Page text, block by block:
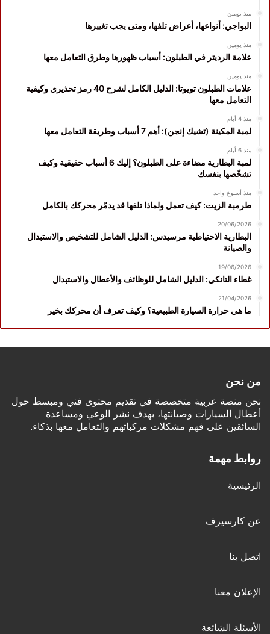
منذ يومين
البواجي: أنواعها، أعراض تلفها، ومتى يجب تغييرها
منذ يومين
علامة الرديتر في الطبلون: أسباب ظهورها وطرق التعامل معها
منذ يومين
علامات الطبلون تويوتا: الدليل الكامل لشرح 40 رمز تحذيري وكيفية
التعامل معها
منذ 4 أيام
لمبة المكينة (تشيك إنجن): أهم 7 أسباب وطريقة التعامل معها
منذ 6 أيام
لمبة البطارية مضاءة على الطبلون؟ إليك 6 أسباب حقيقية وكيف
تشخّصها بنفسك
منذ أسبوع واحد
طرمبة الزيت: كيف تعمل ولماذا تلفها قد يدمّر محركك بالكامل
20/06/2026
البطارية الاحتياطية مرسيدس: الدليل الشامل للتشخيص والاستبدال
والصيانة
19/06/2026
غطاء التانكي: الدليل الشامل للوظائف والأعطال والاستبدال
21/04/2026
ما هي حرارة السيارة الطبيعية؟ وكيف تعرف أن محركك بخير
من نحن
نحن منصة عربية متخصصة في تقديم محتوى فني ومبسط حول
أعطال السيارات وصيانتها، بهدف نشر الوعي ومساعدة
السائقين على فهم مشكلات مركباتهم والتعامل معها بذكاء.
روابط مهمة
الرئيسية
عن كارسيرف
اتصل بنا
الإعلان معنا
الأسئلة الشائعة